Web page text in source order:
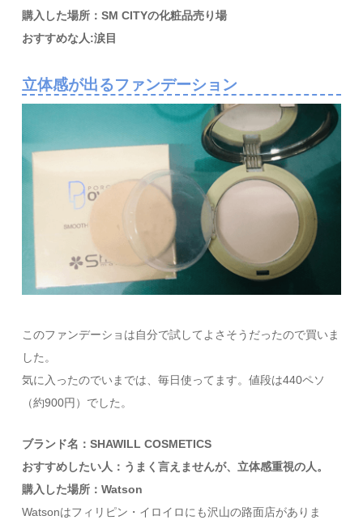
購入した場所：SM CITYの化粧品売り場
おすすめな人:涙目
立体感が出るファンデーション
このファンデーショは自分で試してよさそうだったので買いま
した。
気に入ったのでいまでは、毎日使ってます。値段は440ペソ
（約900円）でした。
ブランド名：SHAWILL COSMETICS
おすすめしたい人：うまく言えませんが、立体感重視の人。
購入した場所：Watson
Watsonはフィリピン・イロイロにも沢山の路面店がありま